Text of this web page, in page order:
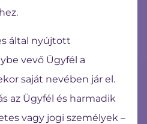
által nyújtott
vevő Ügyfél a
saját nevében jár el.
az Ügyfél és harmadik
vagy jogi személyek –